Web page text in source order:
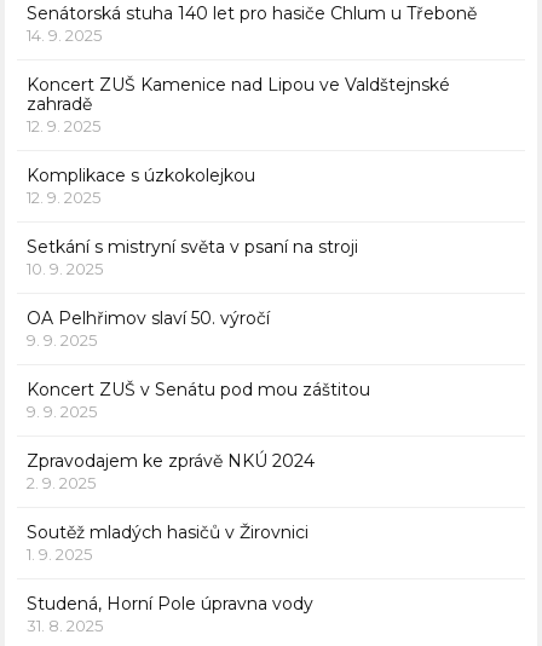
Senátorská stuha 140 let pro hasiče Chlum u Třeboně
14. 9. 2025
Koncert ZUŠ Kamenice nad Lipou ve Valdštejnské
zahradě
12. 9. 2025
Komplikace s úzkokolejkou
12. 9. 2025
Setkání s mistryní světa v psaní na stroji
10. 9. 2025
OA Pelhřimov slaví 50. výročí
9. 9. 2025
Koncert ZUŠ v Senátu pod mou záštitou
9. 9. 2025
Zpravodajem ke zprávě NKÚ 2024
2. 9. 2025
Soutěž mladých hasičů v Žirovnici
1. 9. 2025
Studená, Horní Pole úpravna vody
31. 8. 2025